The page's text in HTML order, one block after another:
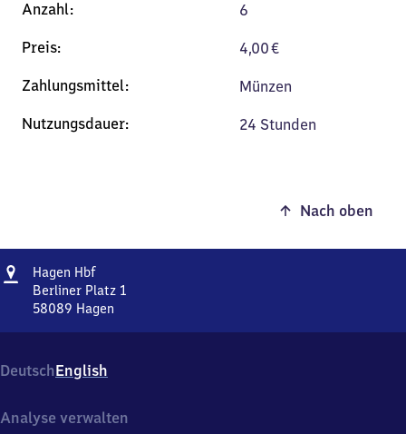
6
4,00€
Münzen
24 Stunden
Nach oben
Adresse
Hagen HbfHagen
Hauptbahnhof
Berliner Platz 1
58089 Hagen
Berliner
Platz
5
DeutschEnglish
Analyse verwalten